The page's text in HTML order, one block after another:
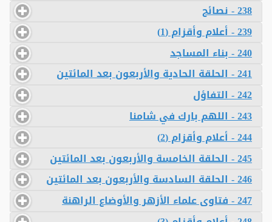
238 - نصائح
239 - أعلام وأقزام (1)
240 - بناء المساجد
241 - الحلقة الحادية والأربعون بعد المائتين
242 - التفاؤل
243 - اللهم بارك في شامنا
244 - أعلام وأقزام (2)
245 - الحلقة الخامسة والأربعون بعد المائتين
246 - الحلقة السادسة والأربعون بعد المائتين
247 - فتاوى علماء الأزهر والأوضاع الراهنة